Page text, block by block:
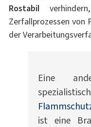
Rostabil
Zerfallprozessen von
der
Eine
ist eine